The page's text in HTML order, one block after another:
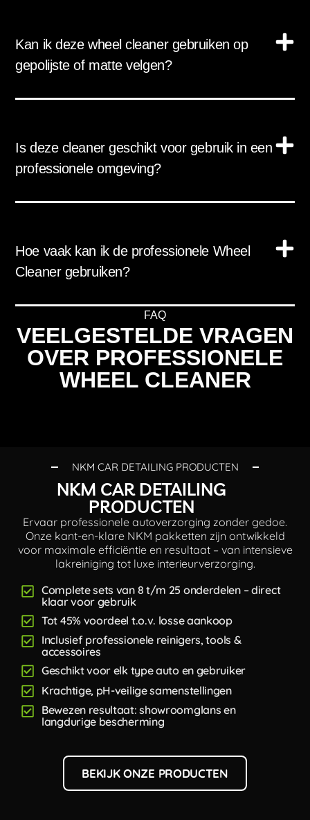
Kan ik deze wheel cleaner gebruiken op
gepolijste of matte velgen?
Is deze cleaner geschikt voor gebruik in een
professionele omgeving?
Hoe vaak kan ik de professionele Wheel
Cleaner gebruiken?
FAQ
VEELGESTELDE VRAGEN
OVER PROFESSIONELE
WHEEL CLEANER
NKM CAR DETAILING PRODUCTEN
NKM CAR DETAILING
PRODUCTEN
Ervaar professionele autoverzorging zonder gedoe.
Onze kant-en-klare NKM pakketten zijn ontwikkeld
voor maximale efficiëntie en resultaat – van intensieve
lakreiniging tot luxe interieurverzorging.
Complete sets van 8 t/m 25 onderdelen – direct
klaar voor gebruik
Tot 45% voordeel t.o.v. losse aankoop
Inclusief professionele reinigers, tools &
accessoires
Geschikt voor elk type auto en gebruiker
Krachtige, pH-veilige samenstellingen
Bewezen resultaat: showroomglans en
langdurige bescherming
BEKIJK ONZE PRODUCTEN